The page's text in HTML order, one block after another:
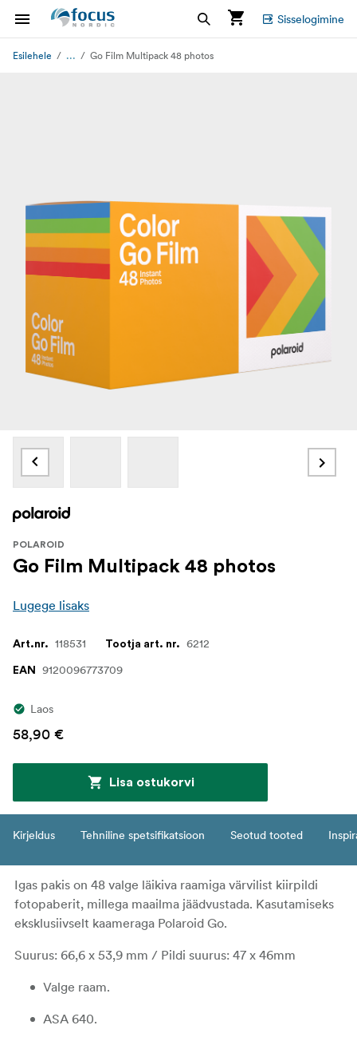
Sisselogimine
Esilehele ... Go Film Multipack 48 photos
POLAROID
Go Film Multipack 48 photos
Lugege lisaks
Art.nr. 118531 Tootja art. nr. 6212
EAN 9120096773709
Laos
58,90 €
Lisa ostukorvi
Kirjeldus Tehniline spetsifikatsioon Seotud tooted
Igas pakis on 48 valge läikiva raamiga värvilist kiirpildi
fotopaberit, millega maailma jäädvustada. Kasutamiseks
eksklusiivselt kaameraga Polaroid Go.
Suurus: 66,6 x 53,9 mm / Pildi suurus: 47 x 46mm
Valge raam.
ASA 640.